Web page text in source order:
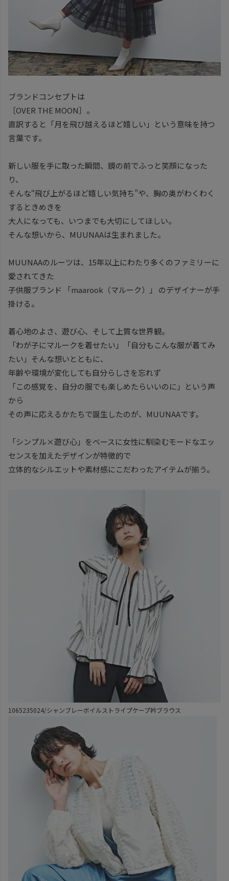
ブランドコンセプトは
［OVER THE MOON］。
直訳すると「月を飛び越えるほど嬉しい」という意味を持つ
言葉です。
新しい服を手に取った瞬間、鏡の前でふっと笑顔になった
り、
そんな“飛び上がるほど嬉しい気持ち”や、胸の奥がわくわく
するときめきを
大人になっても、いつまでも大切にしてほしい。
そんな想いから、MUUNAAは生まれました。
MUUNAAのルーツは、15年以上にわたり多くのファミリーに
愛されてきた
子供服ブランド 「maarook（マルーク）」 のデザイナーが手
掛ける。
着心地のよさ、遊び心、そして上質な世界観。
「わが子にマルークを着せたい」「自分もこんな服が着てみ
たい」そんな想いとともに、
年齢や環境が変化しても自分らしさを忘れず
「この感覚を、自分の服でも楽しめたらいいのに」という声
から
その声に応えるかたちで誕生したのが、MUUNAAです。
「シンプル×遊び心」をベースに女性に馴染むモードなエッ
センスを加えたデザインが特徴的で
立体的なシルエットや素材感にこだわったアイテムが揃う。
1065235024/シャンブレーボイルストライプケープ衿ブラウス